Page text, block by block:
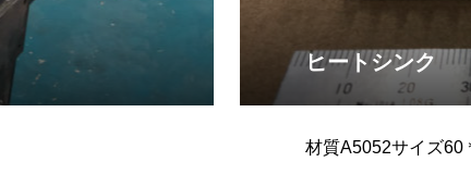
ヒートシンク
材質A5052サイズ60